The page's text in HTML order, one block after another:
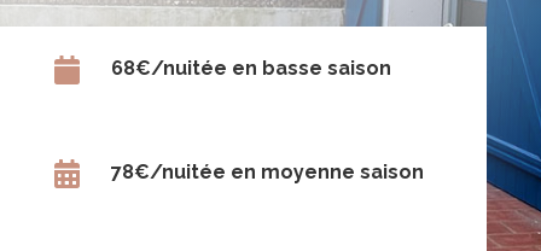
 68€/nuitée en basse saison
 78€/nuitée en moyenne saison